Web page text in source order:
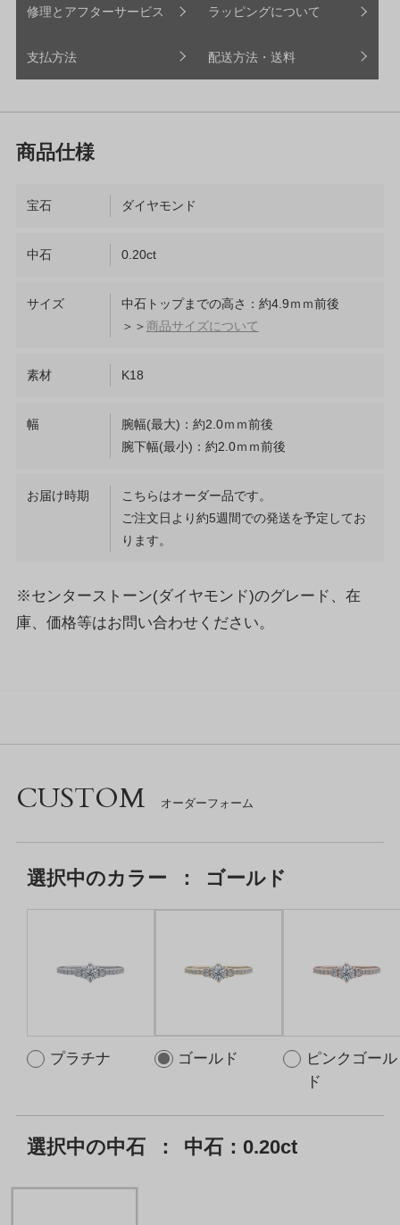
修理とアフターサービス ラッピングについて
支払方法 配送方法・送料
宝石 ダイヤモンド
中石 0.20ct
サイズ
中石トップまでの高さ：約4.9ｍｍ前後
＞＞商品サイズについて
素材 K18
幅
腕幅(最大)：約2.0ｍｍ前後
腕下幅(最小)：約2.0ｍｍ前後
お届け時期
こちらはオーダー品です。
ご注文日より約5週間での発送を予定してお
ります。
※センターストーン(ダイヤモンド)のグレード、在
庫、価格等はお問い合わせください。
CUSTOM
選択中のカラー ： ゴールド
プラチナ ゴールド
ピンクゴール
ド
選択中の中石 ： 中石：0.20ct